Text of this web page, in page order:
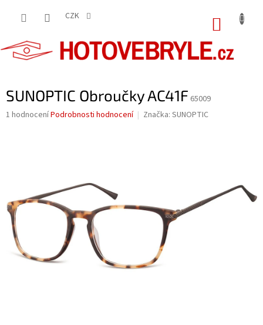
CZK
SUNOPTIC Obroučky AC41F 65009
Průměrné
hvězdiček.
1 hodnoceníPodrobnosti hodnocení Značka: SUNOPTIC